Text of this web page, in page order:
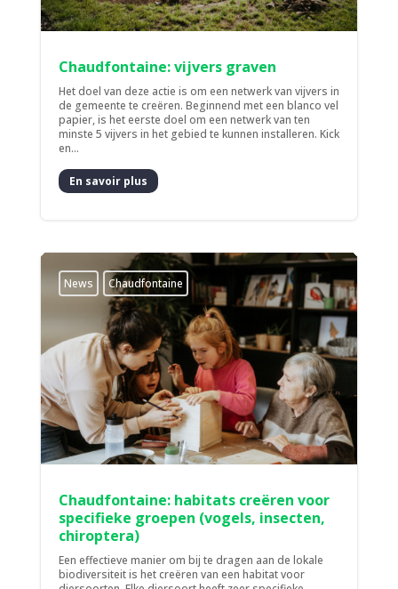
Chaudfontaine: vijvers graven
Het doel van deze actie is om een netwerk van vijvers in
de gemeente te creëren. Beginnend met een blanco vel
papier, is het eerste doel om een netwerk van ten
minste 5 vijvers in het gebied te kunnen installeren. Kick
en...
En savoir plus
News Chaudfontaine
Chaudfontaine: habitats creëren voor
specifieke groepen (vogels, insecten,
chiroptera)
Een effectieve manier om bij te dragen aan de lokale
biodiversiteit is het creëren van een habitat voor